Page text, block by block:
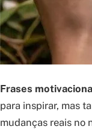
Frases
para inspirar, mas
mudanças reais no